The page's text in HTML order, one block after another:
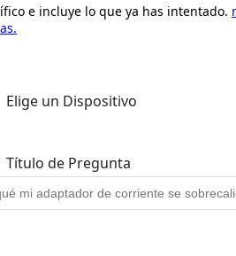
e incluye lo que ya has intentado.
Elige un Dispositivo
Título de Pregunta